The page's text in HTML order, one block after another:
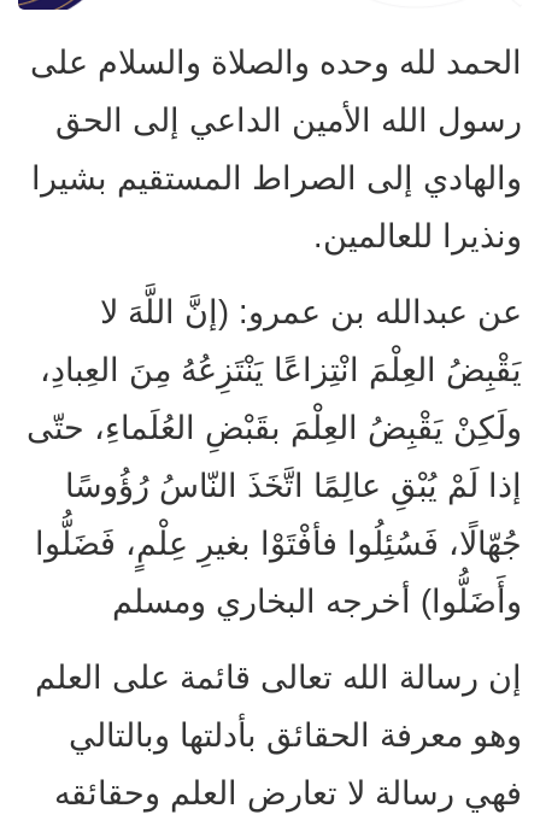
الحمد لله وحده والصلاة والسلام على
رسول الله الأمين الداعي إلى الحق
والهادي إلى الصراط المستقيم بشيرا
ونذيرا للعالمين.
عن عبدالله بن عمرو: (إنَّ اللَّهَ لا
يَقْبِضُ العِلْمَ انْتِزاعًا يَنْتَزِعُهُ مِنَ العِبادِ،
ولَكِنْ يَقْبِضُ العِلْمَ بقَبْضِ العُلَماءِ، حتّى
إذا لَمْ يُبْقِ عالِمًا اتَّخَذَ النّاسُ رُؤُوسًا
جُهّالًا، فَسُئِلُوا فأفْتَوْا بغيرِ عِلْمٍ، فَضَلُّوا
وأَضَلُّوا) أخرجه البخاري ومسلم
إن رسالة الله تعالى قائمة على العلم
وهو معرفة الحقائق بأدلتها وبالتالي
فهي رسالة لا تعارض العلم وحقائقه